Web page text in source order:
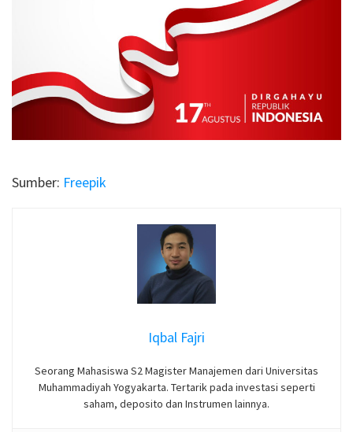
Sumber: Freepik
Iqbal Fajri
Seorang Mahasiswa S2 Magister Manajemen dari Universitas
Muhammadiyah Yogyakarta. Tertarik pada investasi seperti
saham, deposito dan Instrumen lainnya.